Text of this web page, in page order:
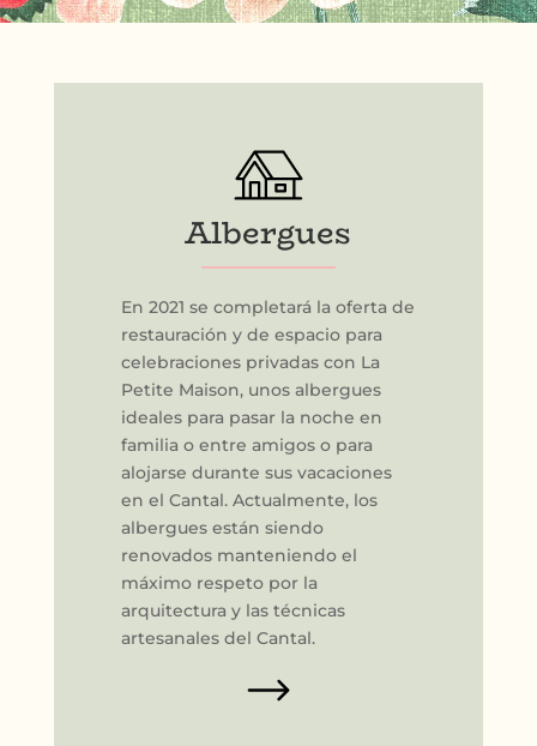
Albergues
En 2021 se completará la oferta de
restauración y de espacio para
celebraciones privadas con La
Petite Maison, unos albergues
ideales para pasar la noche en
familia o entre amigos o para
alojarse durante sus vacaciones
en el Cantal. Actualmente, los
albergues están siendo
renovados manteniendo el
máximo respeto por la
arquitectura y las técnicas
artesanales del Cantal.